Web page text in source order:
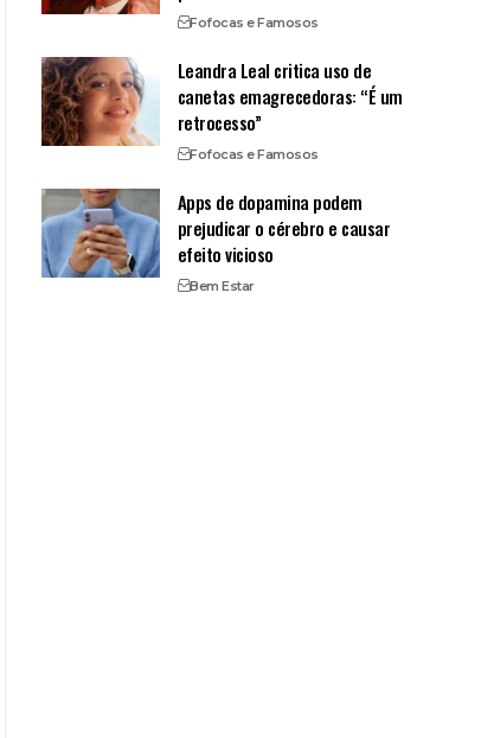
Fofocas e Famosos
Leandra Leal critica uso de
canetas emagrecedoras: “É um
retrocesso”
Fofocas e Famosos
Apps de dopamina podem
prejudicar o cérebro e causar
efeito vicioso
Bem Estar